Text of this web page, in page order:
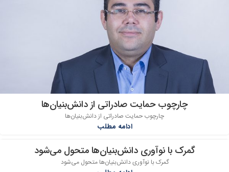
چارچوب حمایت صادراتی از دانش‌بنیان‌ها
چارچوب حمایت صادراتی از دانش‌بنیان‌ها
ادامه مطلب
گمرک با نوآوری دانش‌بنیان‌ها متحول می‌شود
گمرک با نوآوری دانش‌بنیان‌ها متحول می‌شود